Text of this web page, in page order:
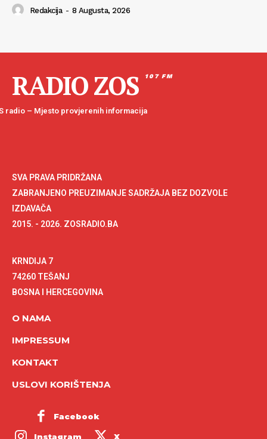
Redakcija - 8 Augusta, 2026
RADIO ZOS 107 FM
radio – Mjesto provjerenih informacija
SVA PRAVA PRIDRŽANA
ZABRANJENO PREUZIMANJE SADRŽAJA BEZ DOZVOLE
IZDAVAČA
2015. - 2026. ZOSRADIO.BA
KRNDIJA 7
74260 TEŠANJ
BOSNA I HERCEGOVINA
O NAMA
IMPRESSUM
KONTAKT
USLOVI KORIŠTENJA
Facebook
Instagram X